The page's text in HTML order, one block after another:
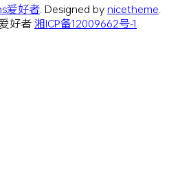
爱好者 . Designed bynicetheme
好者湘ICP备12009662号-1